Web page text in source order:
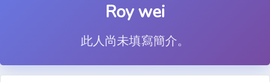
Roy wei
此人尚未填寫簡介。